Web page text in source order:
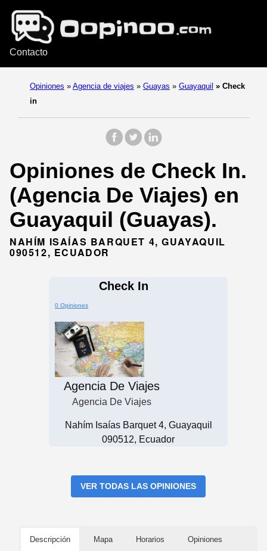
Contacto
Opiniones » Agencia de viajes » Guayas » Guayaquil » Check
in
Opiniones de Check In.
(Agencia De Viajes) en
Guayaquil (Guayas).
NAHÍM ISAÍAS BARQUET 4, GUAYAQUIL
090512, ECUADOR
Check In
0 Opiniones
Agencia De Viajes
Agencia De Viajes
Nahím Isaías Barquet 4, Guayaquil
090512, Ecuador
VER TODAS LAS OPINIONES
Descripción Mapa Horarios Opiniones